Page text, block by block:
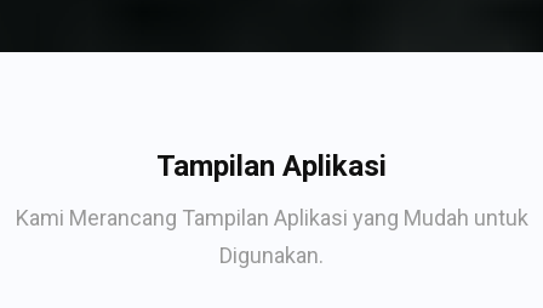
Tampilan Aplikasi
Kami Merancang Tampilan Aplikasi yang Mudah untuk
Digunakan.